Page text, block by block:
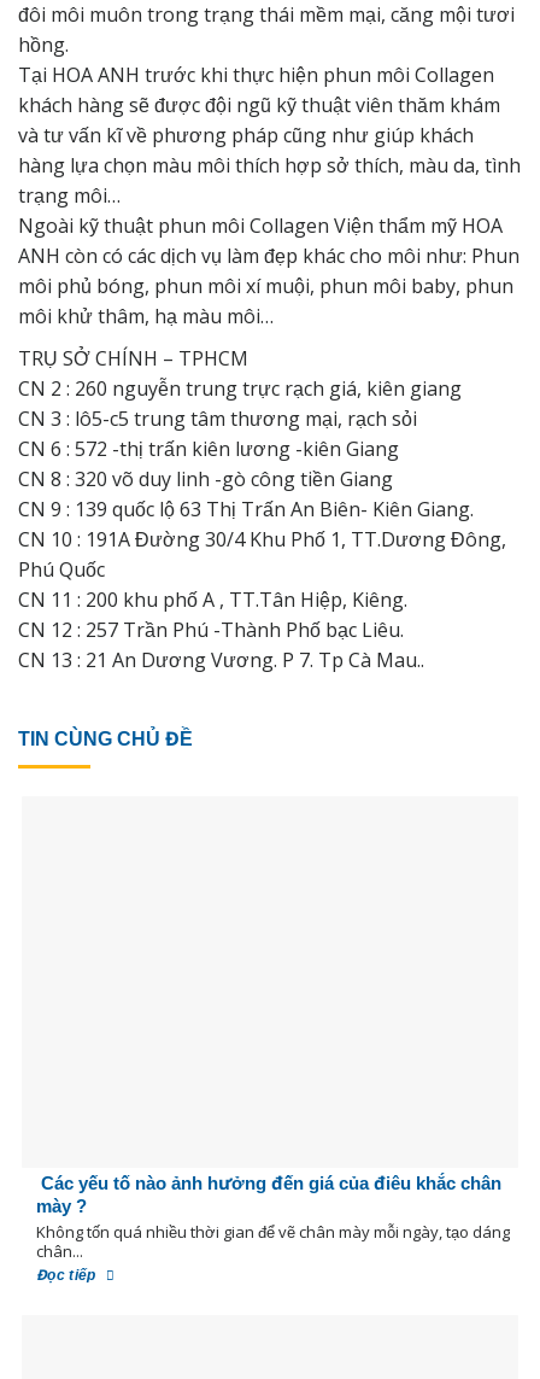
đôi môi muôn trong trạng thái mềm mại, căng mội tươi
hồng.
Tại HOA ANH trước khi thực hiện phun môi Collagen
khách hàng sẽ được đội ngũ kỹ thuật viên thăm khám
và tư vấn kĩ về phương pháp cũng như giúp khách
hàng lựa chọn màu môi thích hợp sở thích, màu da, tình
trạng môi…
Ngoài kỹ thuật phun môi Collagen Viện thẩm mỹ HOA
ANH còn có các dịch vụ làm đẹp khác cho môi như: Phun
môi phủ bóng, phun môi xí muội, phun môi baby, phun
môi khử thâm, hạ màu môi…
TRỤ SỞ CHÍNH – TPHCM
CN 2 : 260 nguyễn trung trực rạch giá, kiên giang
CN 3 : lô5-c5 trung tâm thương mại, rạch sỏi
CN 6 : 572 -thị trấn kiên lương -kiên Giang
CN 8 : 320 võ duy linh -gò công tiền Giang
CN 9 : 139 quốc lộ 63 Thị Trấn An Biên- Kiên Giang.
CN 10 : 191A Đường 30/4 Khu Phố 1, TT.Dương Đông,
Phú Quốc
CN 11 : 200 khu phố A , TT.Tân Hiệp, Kiêng.
CN 12 : 257 Trần Phú -Thành Phố bạc Liêu.
CN 13 : 21 An Dương Vương. P 7. Tp Cà Mau..
TIN CÙNG CHỦ ĐỀ
Các yếu tố nào ảnh hưởng đến giá của điêu khắc chân
mày ?
Không tốn quá nhiều thời gian để vẽ chân mày mỗi ngày, tạo dáng
chân...
Đọc tiếp